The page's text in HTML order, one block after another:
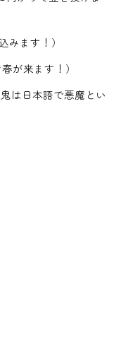
みます！）
が来ます！）
は日本語で悪魔とい